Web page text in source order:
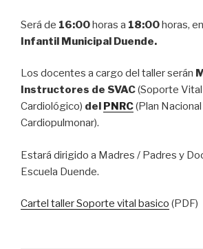
Será de 16:00horas a 18:00horas,
Infantil Municipal Duende.
Los docentes a cargo del taller serán
Instructores de SVAC(Soporte
Cardiológico) del PNRC(Plan
Cardiopulmonar).
Estará dirigido a Madres / Padres y
Escuela Duende.
Cartel taller Soporte vital basico (PDF)